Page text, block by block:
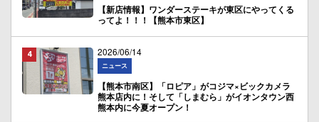
【新店情報】ワンダーステーキが東区にやってくる
ってよ！！！【熊本市東区】
2026/06/14
ニュース
【熊本市南区】「ロピア」がコジマ×ビックカメラ
熊本店内に！そして「しまむら」がイオンタウン西
熊本内に今夏オープン！